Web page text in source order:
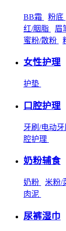
BB霜 粉底
红/胭脂
眉
蜜粉/散粉
女性护理
护垫
口腔护理
牙刷/电动牙
腔护理
奶粉辅食
奶粉 米粉/
肉泥
尿裤湿巾